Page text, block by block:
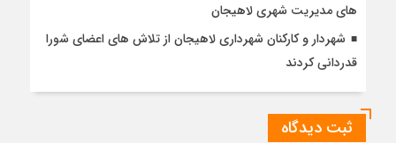
های مدیریت شهری لاهیجان
شهردار و کارکنان شهرداری لاهیجان از تلاش های اعضای شورا
قدردانی کردند
ثبت دیدگاه